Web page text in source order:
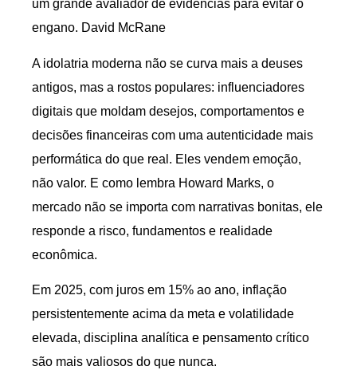
um grande avaliador de evidências para evitar o
engano. David McRane
A idolatria moderna não se curva mais a deuses
antigos, mas a rostos populares: influenciadores
digitais que moldam desejos, comportamentos e
decisões financeiras com uma autenticidade mais
performática do que real. Eles vendem emoção,
não valor. E como lembra Howard Marks, o
mercado não se importa com narrativas bonitas, ele
responde a risco, fundamentos e realidade
econômica.
Em 2025, com juros em 15% ao ano, inflação
persistentemente acima da meta e volatilidade
elevada, disciplina analítica e pensamento crítico
são mais valiosos do que nunca.